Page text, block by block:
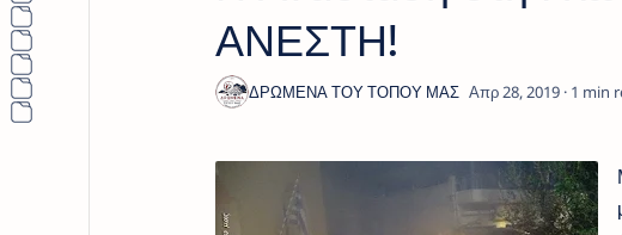
ΑΝΕΣΤΗ!
1